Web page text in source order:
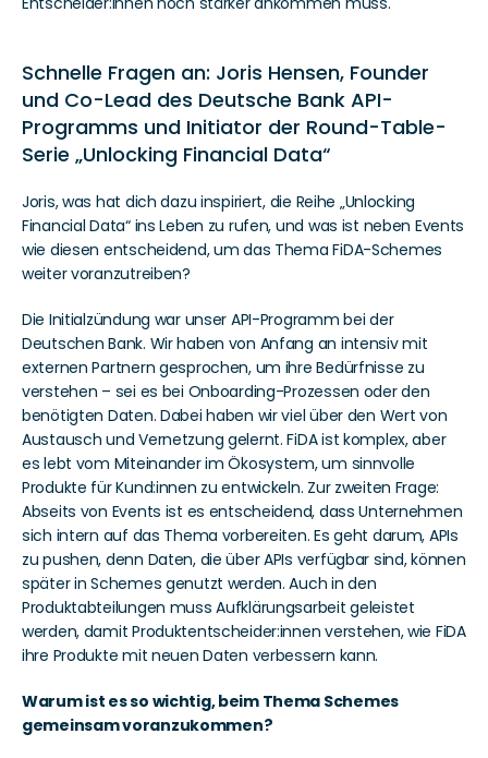
Schnelle Fragen an: Joris Hensen, Founder
und Co-Lead des Deutsche Bank API-
Programms und Initiator der Round-Table-
Serie „Unlocking Financial Data“
Joris, was hat dich dazu inspiriert, die Reihe „Unlocking
Financial Data“ ins Leben zu rufen, und was ist neben Events
wie diesen entscheidend, um das Thema FiDA-Schemes
weiter voranzutreiben?
Die Initialzündung war unser API-Programm bei der
Deutschen Bank. Wir haben von Anfang an intensiv mit
externen Partnern gesprochen, um ihre Bedürfnisse zu
verstehen – sei es bei Onboarding-Prozessen oder den
benötigten Daten. Dabei haben wir viel über den Wert von
Austausch und Vernetzung gelernt. FiDA ist komplex, aber
es lebt vom Miteinander im Ökosystem, um sinnvolle
Produkte für Kund:innen zu entwickeln. Zur zweiten Frage:
Abseits von Events ist es entscheidend, dass Unternehmen
sich intern auf das Thema vorbereiten. Es geht darum, APIs
zu pushen, denn Daten, die über APIs verfügbar sind, können
später in Schemes genutzt werden. Auch in den
Produktabteilungen muss Aufklärungsarbeit geleistet
werden, damit Produktentscheider:innen verstehen, wie FiDA
ihre Produkte mit neuen Daten verbessern kann.
Warum ist es so wichtig, beim Thema Schemes
gemeinsam voranzukommen?